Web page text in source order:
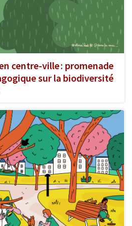
centre-ville : promenade
sur la biodiversité